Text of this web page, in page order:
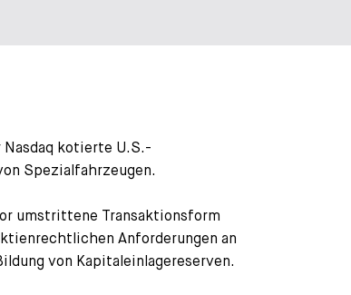
kotierte U.S.-
Spezialfahrzeugen.
umstrittene Transaktionsform
Anforderungen an
von Kapitaleinlagereserven.